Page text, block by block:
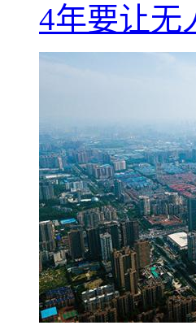
4年要让无